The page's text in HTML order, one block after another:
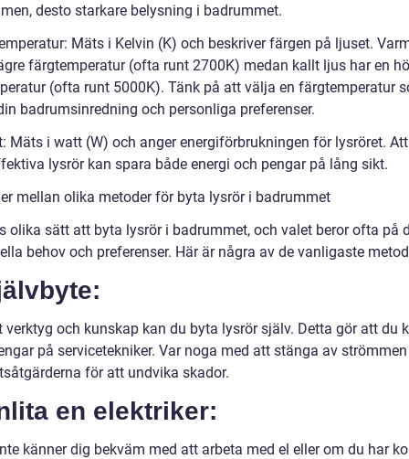
desto starkare belysning i badrummet.
Mäts i Kelvin (K) och beskriver färgen på ljuset.
färgtemperatur (ofta runt 2700K) medan kallt ljus har en
(ofta runt 5000K). Tänk på att välja en färgtemperatur
badrumsinredning och personliga preferenser.
Mäts i watt (W) och anger energiförbrukningen för lysröret.
lysrör kan spara både energi och pengar på lång sikt.
mellan olika metoder för byta lysrör i badrummet
olika sätt att byta lysrör i badrummet, och valet beror ofta på
behov och preferenser. Här är några av de vanligaste
verktyg och kunskap kan du byta lysrör själv. Detta gör att du
på servicetekniker. Var noga med att stänga av
för att undvika skador.
en elektriker:
känner dig bekväm med att arbeta med el eller om du har